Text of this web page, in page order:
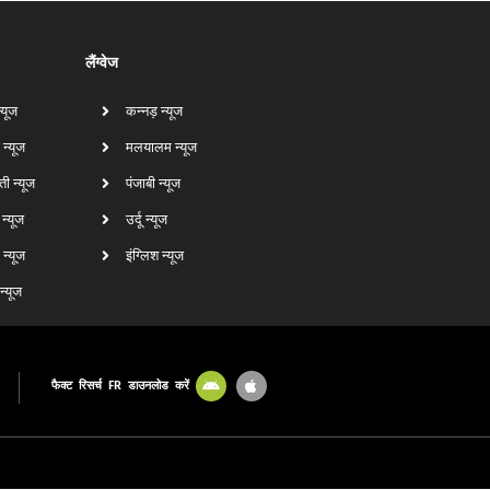
लैंग्वेज
न्यूज
न्यूज
न्यूज
न्यूज
कन्नड़ न्यूज
मलयालम न्यूज
पंजाबी न्यूज
उर्दू न्यूज
इंग्लिश न्यूज
फैक्ट रिसर्च FR डाउनलोड करें